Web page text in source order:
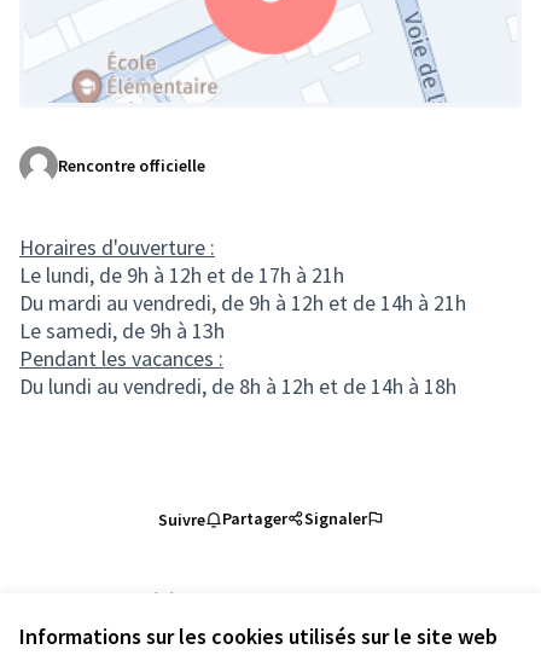
Informations sur les cookies utilisés sur le site web
(Lien externe)
Rencontre officielle
Horaires d'ouverture :
Le lundi, de 9h à 12h et de 17h à 21h
Du mardi au vendredi, de 9h à 12h et de 14h à 21h
Le samedi, de 9h à 13h
Pendant les vacances :
Du lundi au vendredi, de 8h à 12h et de 14h à 18h
Suivre Partager Signaler
Référence : nancy-MEET-2023-02-290
voir les autres versions
Ajouter au calendrier